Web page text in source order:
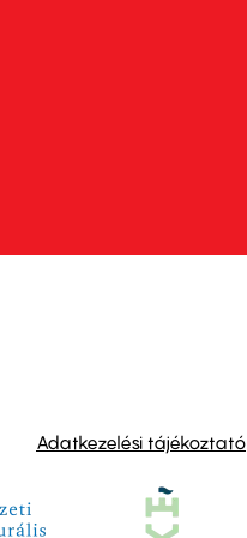
Adatkezelési tájékoztató